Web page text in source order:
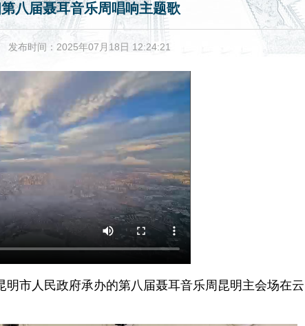
八届聂耳音乐周唱响主题歌
发布时间：2025年07月18日 12:24:21
市人民政府承办的第八届聂耳音乐周昆明主会场在云